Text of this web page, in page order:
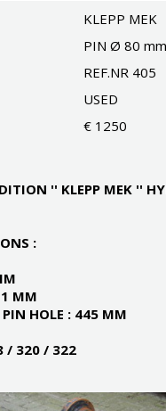
KLEPP MEK
PIN Ø 80
REF.NR 405
USED
€ 1250
'' KLEPP MEK ''
:
MM
PIN HOLE : 445 MM
/ 320 / 322